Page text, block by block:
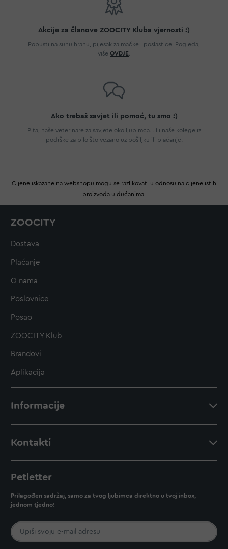
Akcije za članove ZOOCITY Kluba vjernosti :)
Popusti na suhu hranu, pijesak za mačke i poslastice. Pogledaj
više OVDJE
Ako trebaš savjet ili pomoć, tu smo :)
Pitaj naše veterinare za savjete oko ljubimca... Ili naše kolege iz
podrške za bilo što vezano uz pošiljku ili plaćanje.
Cijene iskazane na webshopu mogu se razlikovati u odnosu na cijene istih
proizvoda u dućanima.
ZOOCITY
Dostava
Plaćanje
O nama
Poslovnice
Posao
ZOOCITY Klub
Brandovi
Aplikacija
Informacije
Kontakti
Petletter
Prilagođen sadržaj, samo za tvog ljubimca direktno u tvoj inbox,
jednom tjedno!